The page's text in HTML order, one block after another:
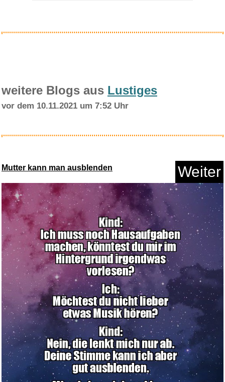
Anzeige
Hired Gun...
Anzeige
weitere Blogs aus Lustiges
vor dem 10.11.2021 um 7:52 Uhr
Mutter kann man ausblenden Weiter